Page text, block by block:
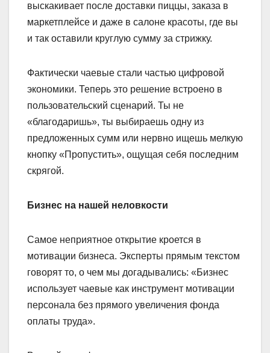
выскакивает после доставки пиццы, заказа в
маркетплейсе и даже в салоне красоты, где вы
и так оставили круглую сумму за стрижку.
Фактически чаевые стали частью цифровой
экономики. Теперь это решение встроено в
пользовательский сценарий. Ты не
«благодаришь», ты выбираешь одну из
предложенных сумм или нервно ищешь мелкую
кнопку «Пропустить», ощущая себя последним
скрягой.
Бизнес на нашей неловкости
Самое неприятное открытие кроется в
мотивации бизнеса. Эксперты прямым текстом
говорят то, о чем мы догадывались: «Бизнес
использует чаевые как инструмент мотивации
персонала без прямого увеличения фонда
оплаты труда».